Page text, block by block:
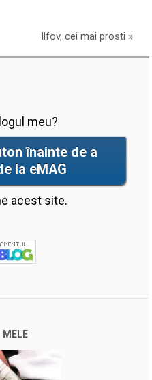
Ilfov, cei mai prosti »
meu?
înainte de a
la eMAG
acest site.